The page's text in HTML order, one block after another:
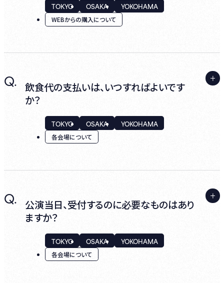
ださい。
ドの明細をご確認ください。また、キャンセル
ご注意ください。
TOKYO OSAKA YOKOHAMA
WEBからの購入について
A.
はい、可能です。
該当公演の詳細へお進みください。
ランの領収書データのダウンロード・印刷が
※ 公演料金と飲食プランの領収書は合算は
できません。
Q.
飲食代の支払いは、いつすればよいです
か？
TOKYO OSAKA YOKOHAMA
各会場について
＜ サービスエリアをご利用のお客様 ＞
●レジでお支払いの場合
お帰りの際にお支払いください。
現金・クレジットカード・各種電子決済がご利
Q.
公演当日、受付するのに必要なものはあり
ますか？
TOKYO OSAKA YOKOHAMA
各会場について